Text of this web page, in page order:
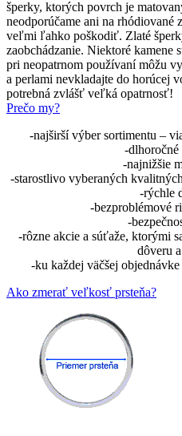
šperky, ktorých povrch je
neodporúčame ani na rhódiované
veľmi ľahko poškodiť. Zlaté
zaobchádzanie. Niektoré kamene
pri neopatrnom používaní môžu
a perlami nevkladajte do horúcej
potrebná zvlášť veľká opatrnosť!
Prečo my?
-najširší výber sortimentu –
-dlhoročné
-najnižšie
-starostlivo vyberaných
-rýchle
-bezproblémové
-
-rôzne akcie a súťaže, ktorými
dôveru
-ku každej väčšej
Ako zmerať veľkosť prsteňa?